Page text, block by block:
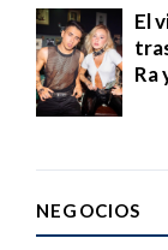
El
Ra
NEGOCIOS